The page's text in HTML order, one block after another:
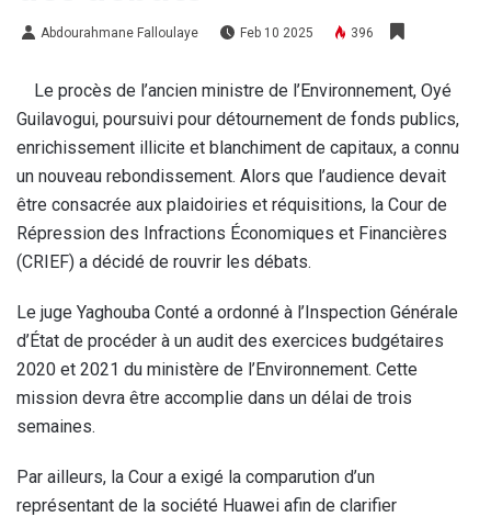
Abdourahmane Falloulaye Feb 10 2025 396
Le procès de l’ancien ministre de l’Environnement, Oyé
Guilavogui, poursuivi pour détournement de fonds publics,
enrichissement illicite et blanchiment de capitaux, a connu
un nouveau rebondissement. Alors que l’audience devait
être consacrée aux plaidoiries et réquisitions, la Cour de
Répression des Infractions Économiques et Financières
(CRIEF) a décidé de rouvrir les débats.
Le juge Yaghouba Conté a ordonné à l’Inspection Générale
d’État de procéder à un audit des exercices budgétaires
2020 et 2021 du ministère de l’Environnement. Cette
mission devra être accomplie dans un délai de trois
semaines.
Par ailleurs, la Cour a exigé la comparution d’un
représentant de la société Huawei afin de clarifier